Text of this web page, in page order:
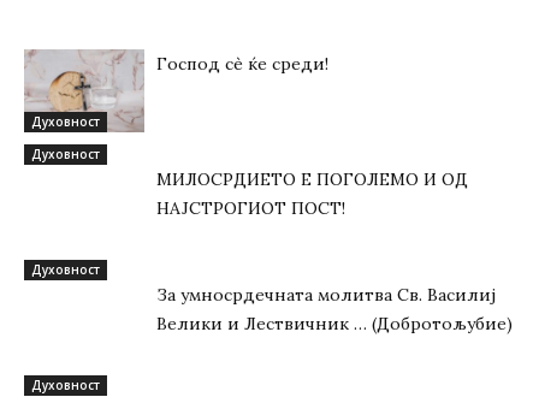
Духовност
Господ сѐ ќе среди!
Духовност
МИЛОСРДИЕТО Е ПОГОЛЕМО И ОД
НАЈСТРОГИОТ ПОСТ!
Духовност
За умносрдечната молитва Св. Василиј
Велики и Лествичник … (Добротољубие)
Духовност